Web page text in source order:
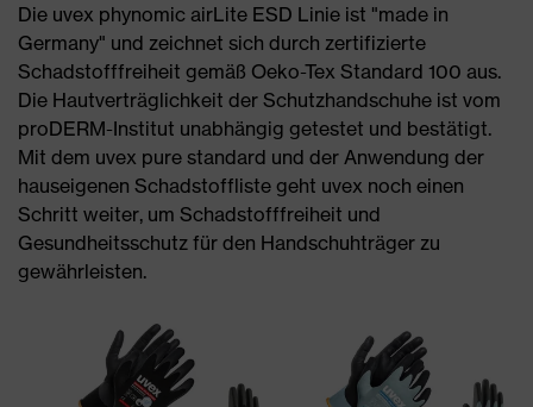
Die uvex phynomic airLite ESD Linie ist "made in
Germany" und zeichnet sich durch zertifizierte
Schadstofffreiheit gemäß Oeko-Tex Standard 100 aus.
Die Hautverträglichkeit der Schutzhandschuhe ist vom
proDERM-Institut unabhängig getestet und bestätigt.
Mit dem uvex pure standard und der Anwendung der
hauseigenen Schadstoffliste geht uvex noch einen
Schritt weiter, um Schadstofffreiheit und
Gesundheitsschutz für den Handschuhträger zu
gewährleisten.